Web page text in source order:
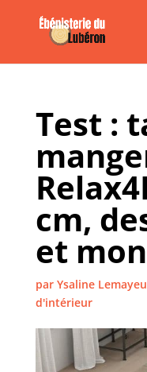
Test :
cm,
et
par Ysaline
d'intérieur